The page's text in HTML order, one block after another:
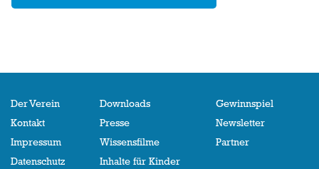
Der Verein
Kontakt
Impressum
Datenschutz
Downloads
Presse
Wissensfilme
Inhalte für Kinder
Gewinnspiel
Newsletter
Partner